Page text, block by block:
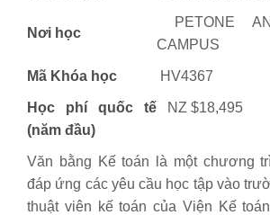
Nơi học
PETONE
CAMPUS
Mã Khóa học HV4367
Học phí quốc tế
(năm đầu)
NZ $18,495
Văn bằng Kế toán là một chương
đáp ứng các yêu cầu học tập vào
thuật viên kế toán của Viện Kế